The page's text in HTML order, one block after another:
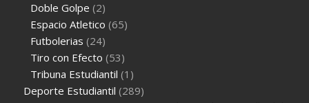
Doble Golpe (2)
Espacio Atletico (65)
Futbolerias (24)
Tiro con Efecto (53)
Tribuna Estudiantil (1)
Deporte Estudiantil (289)